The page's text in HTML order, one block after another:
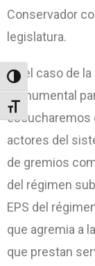
Toggle High
Toggle Font size
Conservador
legislatura.
En el caso de
monumental
escucharemos
actores del
de gremios
del régimen
EPS del
que agremia a
que prestan